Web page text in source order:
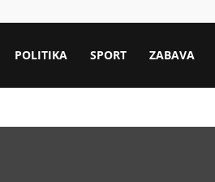
POLITIKA SPORT ZABAVA